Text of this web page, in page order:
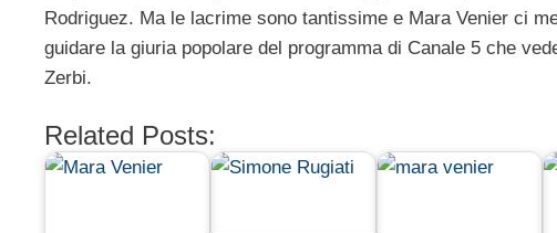
Rodriguez. Ma le lacrime sono tantissime e Mara Venier ci
guidare la giuria popolare del programma di Canale 5 che
Zerbi.
Related Posts: